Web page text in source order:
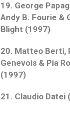
19. George
Andy B. Fourie &
Blight (1997)
20. Matteo Berti,
Genevois & Pia
(1997)
21. Claudio Datei